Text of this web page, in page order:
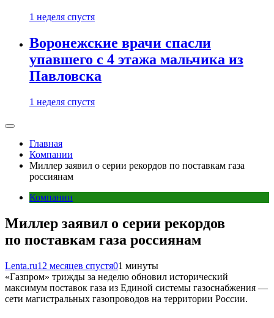
1 неделя спустя
Воронежские врачи спасли
упавшего с 4 этажа мальчика из
Павловска
1 неделя спустя
Главная
Компании
Миллер заявил о серии рекордов по поставкам газа
россиянам
Компании
Миллер заявил о серии рекордов
по поставкам газа россиянам
Lenta.ru12 месяцев спустя01 минуты
«Газпром» трижды за неделю обновил исторический
максимум поставок газа из Единой системы газоснабжения —
сети магистральных газопроводов на территории России.